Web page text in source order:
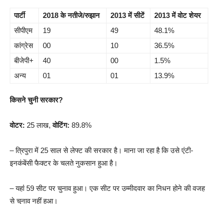
पार्टी 2018 के नतीजे/रुझान 2013 में सीटें
2013 में वोट शेयर
सीपीएम
19 49
48.1%
कांग्रेस
00 10
36.5%
बीजेपी+
40 00
1.5%
अन्य
01 01 13.9%
किसने चुनी सरकार?
वोटर: 25 लाख,वोटिंग: 89.8%
– त्रिपुरा में 25 साल से लेफ्ट की सरकार है। माना जा रहा है कि उसे एंटी-
इनकंबेंसी फैक्टर के चलते नुकसान हुआ है।
– यहांं 59 सीट पर चुनाव हुआ। एक सीट पर उम्मीदवार का निधन होने की वजह
से चुनाव नहीं हुआ।